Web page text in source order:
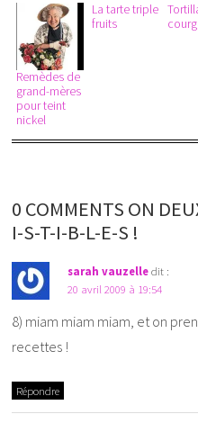
Remèdes de
grand-mères
pour teint
nickel
La tarte triple
fruits
0 COMMENTS ON
I-S-T-I-B-L-E-S !
sarah vauzelle dit :
20 avril 2009 à 19:54
8) miam miam miam, et on
recettes !
Répondre